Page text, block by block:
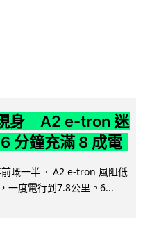
身 A2 e-tron 迷
分鐘充滿 8 成電
嘅一半。 A2 e-tron 風阻低
一度電行到7.8公里。6...